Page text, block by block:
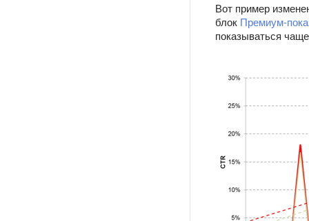
Вот пример
блок Премиум-
показываться